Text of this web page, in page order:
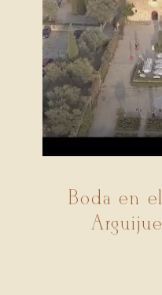
Boda en